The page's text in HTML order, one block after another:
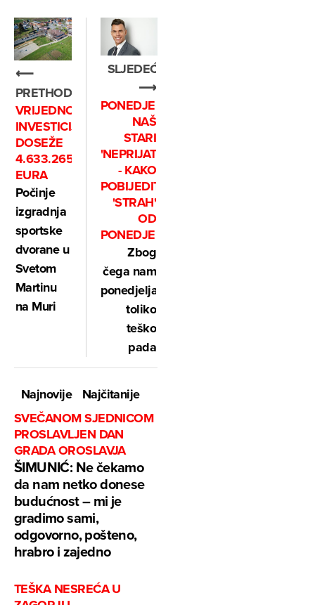
⟵
PRETHODNO
VRIJEDNOST
INVESTICIJE
DOSEŽE
4.633.265
EURA
Počinje
izgradnja
sportske
dvorane u
Svetom
Martinu
na Muri
SLJEDEĆE
⟶
PONEDJELJAK,
NAŠ
STARI
'NEPRIJATELJ'
- KAKO
POBIJEDITI
'STRAH'
OD
PONEDJELJKA
Zbog
čega nam
ponedjeljak
toliko
teško
pada
Najnovije
Najčitanije
SVEČANOM SJEDNICOM
PROSLAVLJEN DAN
GRADA OROSLAVJA
ŠIMUNIĆ: Ne čekamo
da nam netko donese
budućnost – mi je
gradimo sami,
odgovorno, pošteno,
hrabro i zajedno
TEŠKA NESREĆA U